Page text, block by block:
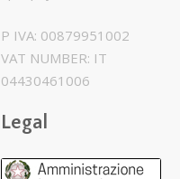
P IVA: 00879951002
VAT NUMBER: IT
04430461006
Legal